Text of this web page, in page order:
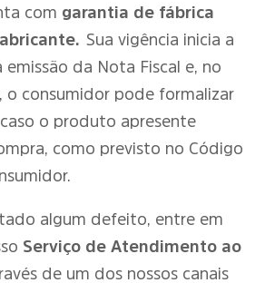
com garantia de fábrica
Sua vigência inicia a
da Nota Fiscal e, no
o consumidor pode formalizar
o produto apresente
como previsto no Código
algum defeito, entre em
Serviço de Atendimento ao
de um dos nossos canais